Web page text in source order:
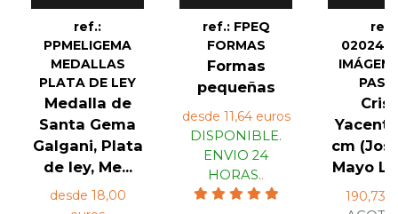
ref.:
PPMELIGEMA
MEDALLAS
PLATA DE LEY
Medalla de
Santa Gema
Galgani, Plata
de ley, Me...
desde 18,00
ref.: FPEQ
FORMAS
Formas
pequeñas
desde 11,64 euros
DISPONIBLE.
ENVIO 24
HORAS..
ref.:
cm
Mayo
190,73